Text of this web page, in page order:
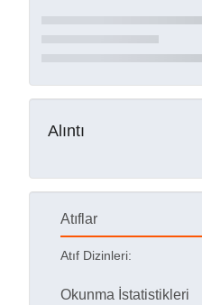
Alıntı
Atıflar
Atıf Dizinleri:
Okunma İstatistikleri